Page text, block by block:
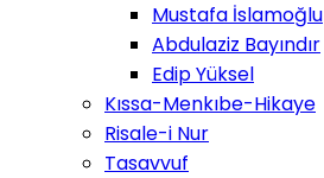
Mustafa İslamoğlu
Abdulaziz Bayındır
Edip Yüksel
Kıssa-Menkıbe-Hikaye
Risale-i Nur
Tasavvuf